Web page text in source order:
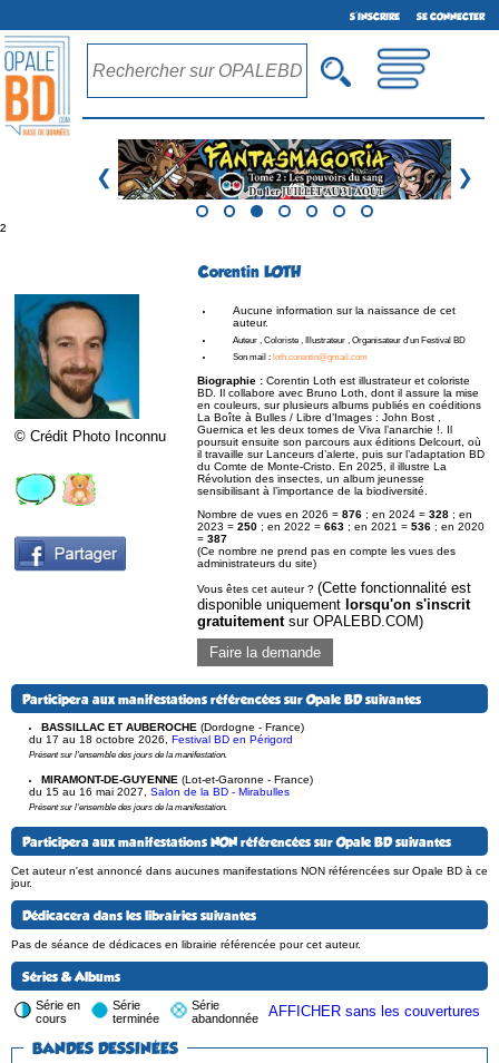
S'INSCRIRE SE CONNECTER
❮ ❯
²
Corentin LOTH
© Crédit Photo Inconnu
Aucune information sur la naissance de cet
auteur.
Auteur , Coloriste , Illustrateur , Organisateur d'un Festival BD
Son mail : loth.corentin@gmail.com
Biographie : Corentin Loth est illustrateur et coloriste
BD. Il collabore avec Bruno Loth, dont il assure la mise
en couleurs, sur plusieurs albums publiés en coéditions
La Boîte à Bulles / Libre d’Images : John Bost ,
Guernica et les deux tomes de Viva l’anarchie !. Il
poursuit ensuite son parcours aux éditions Delcourt, où
il travaille sur Lanceurs d’alerte, puis sur l’adaptation BD
du Comte de Monte-Cristo. En 2025, il illustre La
Révolution des insectes, un album jeunesse
sensibilisant à l’importance de la biodiversité.
Nombre de vues en 2026 = 876 ; en 2024 = 328 ; en
2023 = 250 ; en 2022 = 663 ; en 2021 = 536 ; en 2020
= 387
(Ce nombre ne prend pas en compte les vues des
administrateurs du site)
Vous êtes cet auteur ? (Cette fonctionnalité est
disponible uniquement lorsqu'on s'inscrit
gratuitementsur OPALEBD.COM)
Faire la demande
Participera aux manifestations référencées sur Opale BD suivantes
BASSILLAC ET AUBEROCHE (Dordogne - France)
du 17 au 18 octobre 2026
Festival BD en Périgord
Présent sur l'ensemble des jours de la manifestation.
MIRAMONT-DE-GUYENNE (Lot-et-Garonne - France)
du 15 au 16 mai 2027
Salon de la BD - Mirabulles
Présent sur l'ensemble des jours de la manifestation.
Participera aux manifestations NON référencées sur Opale BD suivantes
Cet auteur n'est annoncé dans aucunes manifestations NON référencées sur Opale BD à ce
jour.
Dédicacera dans les librairies suivantes
Pas de séance de dédicaces en librairie référencée pour cet auteur.
Séries & Albums
Série en
cours
Série
terminée
Série
abandonnée
AFFICHER sans les couvertures
BANDES DESSINÉES